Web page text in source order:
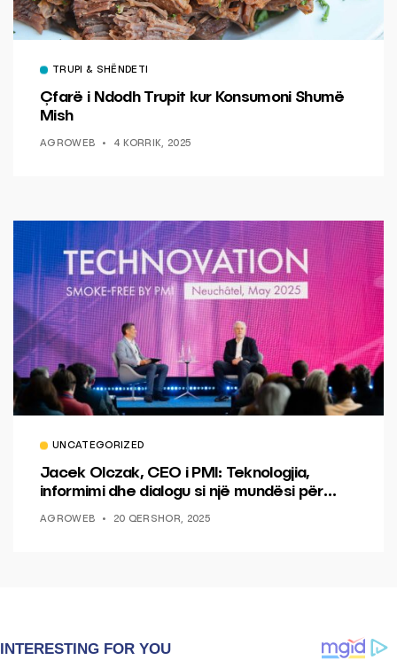
TRUPI & SHËNDETI
Çfarë i Ndodh Trupit kur Konsumoni Shumë
Mish
AGROWEB 4 KORRIK, 2025
UNCATEGORIZED
Jacek Olczak, CEO i PMI: Teknologjia,
informimi dhe dialogu si një mundësi për
AGROWEB 20 QERSHOR, 2025